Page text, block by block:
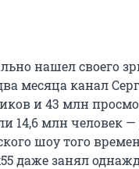
нашел своего
месяца канал
и 43 млн
14,6 млн человек
шоу того
даже занял